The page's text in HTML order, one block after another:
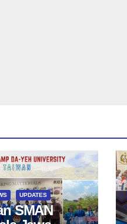
UPDATES
SMAN